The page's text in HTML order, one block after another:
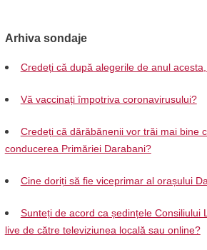
Arhiva sondaje
Credeți că după alegerile de anul
Vă vaccinați împotriva coronavirusului?
Credeți că dărăbănenii vor trăi mai bine
conducerea Primăriei Darabani?
Cine doriți să fie viceprimar al orașului
Sunteți de acord ca ședințele Consiliului
live de către televiziunea locală sau online?